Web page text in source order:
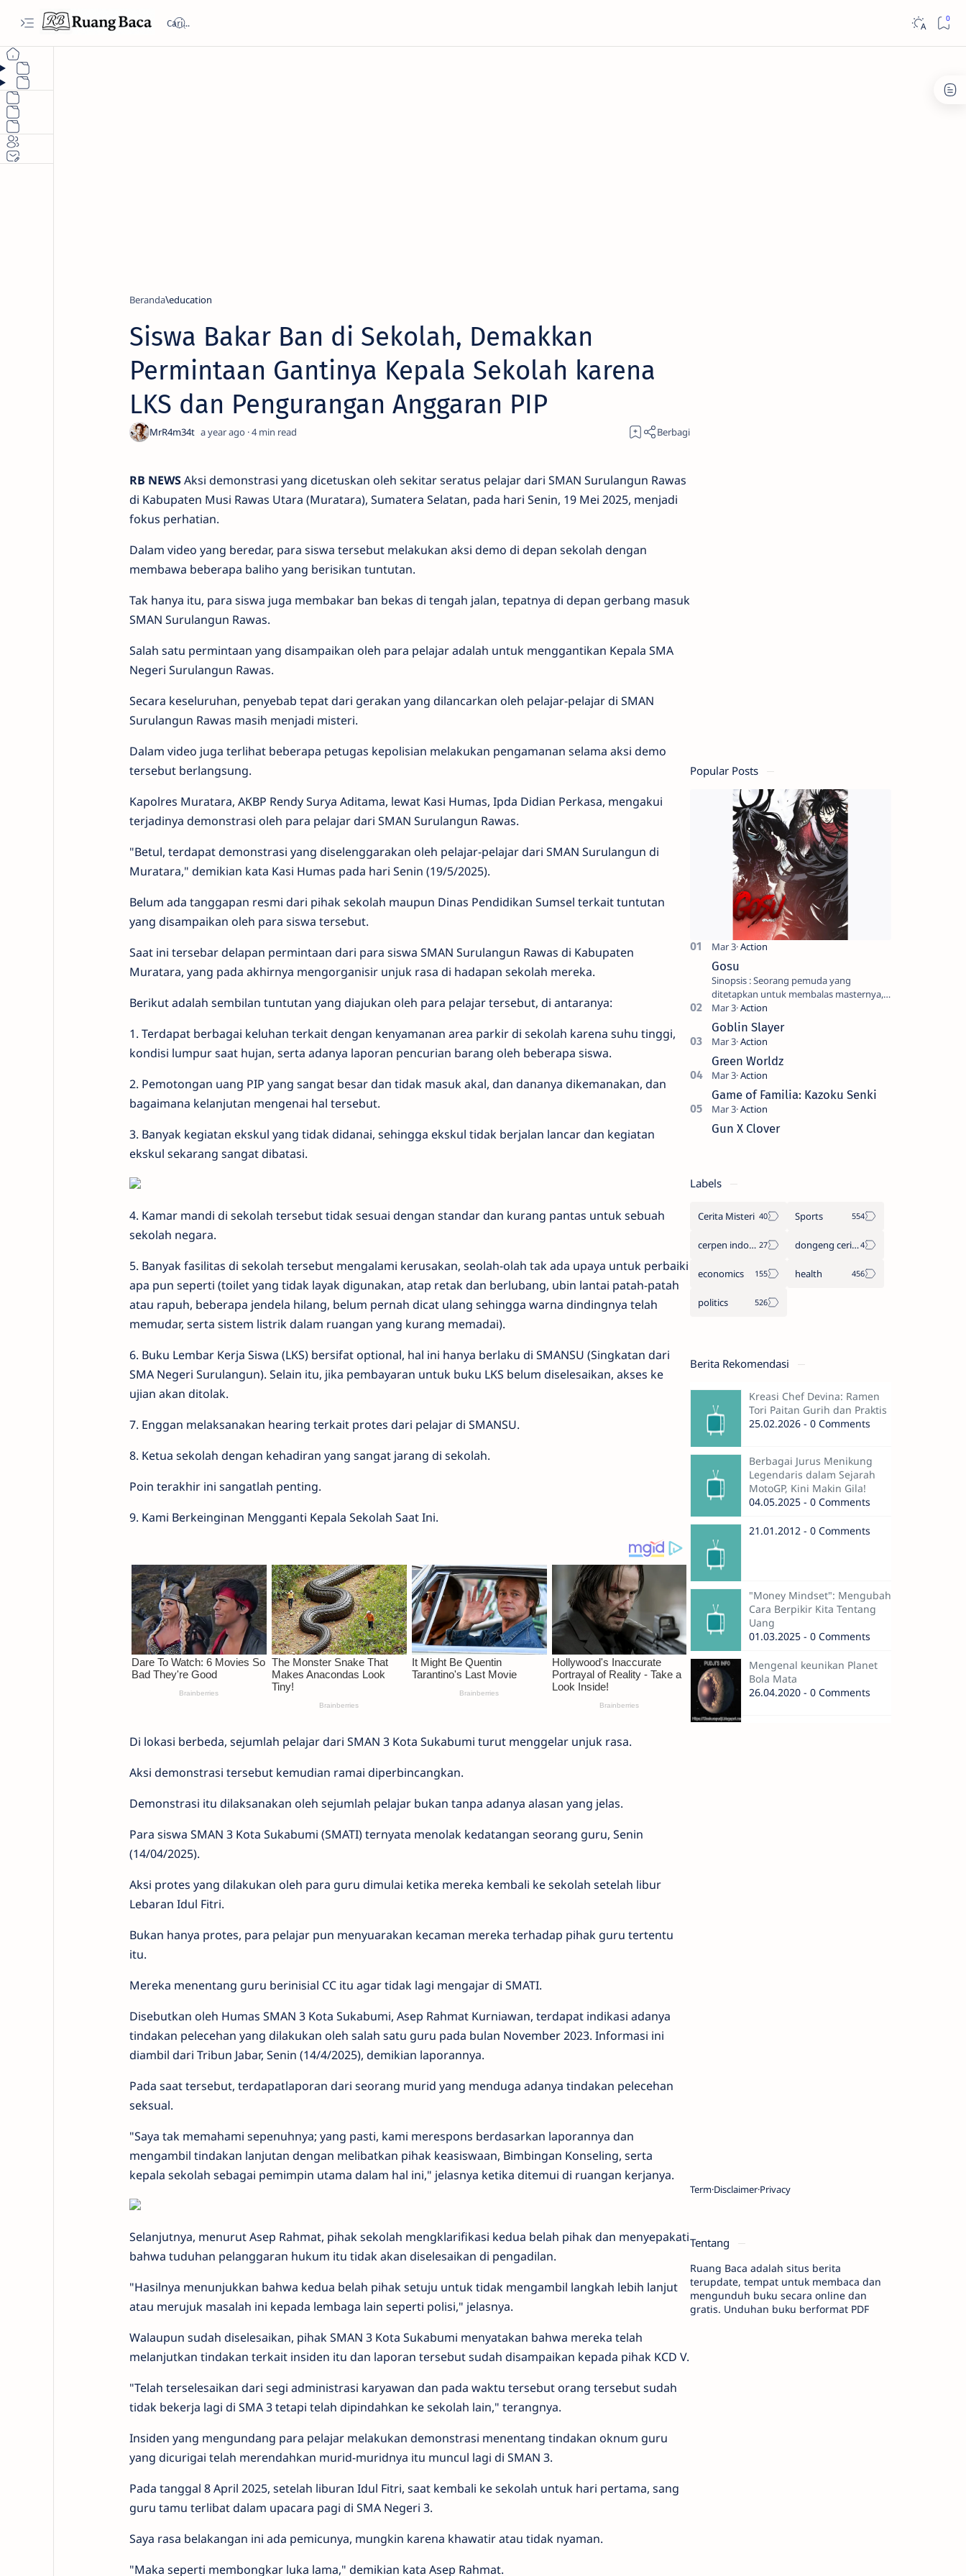
Beranda education
Siswa Bakar Ban di Sekolah, Demakkan
Permintaan Gantinya Kepala Sekolah karena
LKS dan Pengurangan Anggaran PIP
a year ago 4
RB NEWSAksi demonstrasi yang dicetuskan oleh sekitar seratus pelajar dari SMAN Surulangun Rawas
di Kabupaten Musi Rawas Utara (Muratara), Sumatera Selatan, pada hari Senin, 19 Mei 2025, menjadi
fokus perhatian.
Dalam video yang beredar, para siswa tersebut melakukan aksi demo di depan sekolah dengan
membawa beberapa baliho yang berisikan tuntutan.
Tak hanya itu, para siswa juga membakar ban bekas di tengah jalan, tepatnya di depan gerbang masuk
SMAN Surulangun Rawas.
Salah satu permintaan yang disampaikan oleh para pelajar adalah untuk menggantikan Kepala SMA
Negeri Surulangun Rawas.
Secara keseluruhan, penyebab tepat dari gerakan yang dilancarkan oleh pelajar-pelajar di SMAN
Surulangun Rawas masih menjadi misteri.
Dalam video juga terlihat beberapa petugas kepolisian melakukan pengamanan selama aksi demo
tersebut berlangsung.
Kapolres Muratara, AKBP Rendy Surya Aditama, lewat Kasi Humas, Ipda Didian Perkasa, mengakui
terjadinya demonstrasi oleh para pelajar dari SMAN Surulangun Rawas.
"Betul, terdapat demonstrasi yang diselenggarakan oleh pelajar-pelajar dari SMAN Surulangun di
Muratara," demikian kata Kasi Humas pada hari Senin (19/5/2025).
Belum ada tanggapan resmi dari pihak sekolah maupun Dinas Pendidikan Sumsel terkait tuntutan
yang disampaikan oleh para siswa tersebut.
Saat ini tersebar delapan permintaan dari para siswa SMAN Surulangun Rawas di Kabupaten
Muratara, yang pada akhirnya mengorganisir unjuk rasa di hadapan sekolah mereka.
Berikut adalah sembilan tuntutan yang diajukan oleh para pelajar tersebut, di antaranya:
1. Terdapat berbagai keluhan terkait dengan kenyamanan area parkir di sekolah karena suhu tinggi,
kondisi lumpur saat hujan, serta adanya laporan pencurian barang oleh beberapa siswa.
2. Pemotongan uang PIP yang sangat besar dan tidak masuk akal, dan dananya dikemanakan, dan
bagaimana kelanjutan mengenai hal tersebut.
3. Banyak kegiatan ekskul yang tidak didanai, sehingga ekskul tidak berjalan lancar dan kegiatan
ekskul sekarang sangat dibatasi.
4. Kamar mandi di sekolah tersebut tidak sesuai dengan standar dan kurang pantas untuk sebuah
sekolah negara.
5. Banyak fasilitas di sekolah tersebut mengalami kerusakan, seolah-olah tak ada upaya untuk perbaiki
apa pun seperti (toilet yang tidak layak digunakan, atap retak dan berlubang, ubin lantai patah-patah
atau rapuh, beberapa jendela hilang, belum pernah dicat ulang sehingga warna dindingnya telah
memudar, serta sistem listrik dalam ruangan yang kurang memadai).
6. Buku Lembar Kerja Siswa (LKS) bersifat optional, hal ini hanya berlaku di SMANSU (Singkatan dari
SMA Negeri Surulangun). Selain itu, jika pembayaran untuk buku LKS belum diselesaikan, akses ke
ujian akan ditolak.
7. Enggan melaksanakan hearing terkait protes dari pelajar di SMANSU.
8. Ketua sekolah dengan kehadiran yang sangat jarang di sekolah.
Poin terakhir ini sangatlah penting.
9. Kami Berkeinginan Mengganti Kepala Sekolah Saat Ini.
Di lokasi berbeda, sejumlah pelajar dari SMAN 3 Kota Sukabumi turut menggelar unjuk rasa.
Aksi demonstrasi tersebut kemudian ramai diperbincangkan.
Demonstrasi itu dilaksanakan oleh sejumlah pelajar bukan tanpa adanya alasan yang jelas.
Para siswa SMAN 3 Kota Sukabumi (SMATI) ternyata menolak kedatangan seorang guru, Senin
(14/04/2025).
Aksi protes yang dilakukan oleh para guru dimulai ketika mereka kembali ke sekolah setelah libur
Lebaran Idul Fitri.
Bukan hanya protes, para pelajar pun menyuarakan kecaman mereka terhadap pihak guru tertentu
itu.
Mereka menentang guru berinisial CC itu agar tidak lagi mengajar di SMATI.
Disebutkan oleh Humas SMAN 3 Kota Sukabumi, Asep Rahmat Kurniawan, terdapat indikasi adanya
tindakan pelecehan yang dilakukan oleh salah satu guru pada bulan November 2023. Informasi ini
diambil dari Tribun Jabar, Senin (14/4/2025), demikian laporannya.
Pada saat tersebut, terdapatlaporan dari seorang murid yang menduga adanya tindakan pelecehan
seksual.
"Saya tak memahami sepenuhnya; yang pasti, kami merespons berdasarkan laporannya dan
mengambil tindakan lanjutan dengan melibatkan pihak keasiswaan, Bimbingan Konseling, serta
kepala sekolah sebagai pemimpin utama dalam hal ini," jelasnya ketika ditemui di ruangan kerjanya.
Selanjutnya, menurut Asep Rahmat, pihak sekolah mengklarifikasi kedua belah pihak dan menyepakati
bahwa tuduhan pelanggaran hukum itu tidak akan diselesaikan di pengadilan.
"Hasilnya menunjukkan bahwa kedua belah pihak setuju untuk tidak mengambil langkah lebih lanjut
atau merujuk masalah ini kepada lembaga lain seperti polisi," jelasnya.
Walaupun sudah diselesaikan, pihak SMAN 3 Kota Sukabumi menyatakan bahwa mereka telah
melanjutkan tindakan terkait insiden itu dan laporan tersebut sudah disampaikan kepada pihak KCD V.
"Telah terselesaikan dari segi administrasi karyawan dan pada waktu tersebut orang tersebut sudah
tidak bekerja lagi di SMA 3 tetapi telah dipindahkan ke sekolah lain," terangnya.
Insiden yang mengundang para pelajar melakukan demonstrasi menentang tindakan oknum guru
yang dicurigai telah merendahkan murid-muridnya itu muncul lagi di SMAN 3.
Pada tanggal 8 April 2025, setelah liburan Idul Fitri, saat kembali ke sekolah untuk hari pertama, sang
guru tamu terlibat dalam upacara pagi di SMA Negeri 3.
Saya rasa belakangan ini ada pemicunya, mungkin karena khawatir atau tidak nyaman.
"Maka seperti membongkar luka lama," demikian kata Asep Rahmat.
Popular Posts
Gosu
Sinopsis : Seorang pemuda yang
ditetapkan untuk membalas masternya,
seorang seniman bela diri kuat sekali
yang dikhianati oleh anak buahn…
Goblin Slayer
Green Worldz
Game of Familia: Kazoku Senki
Gun X Clover
Labels
Cerita Misteri Sports
cerpen indonesia dongeng cerita legenda
economics health
politics
Berita Rekomendasi
Kreasi Chef Devina: Ramen
Tori Paitan Gurih dan Praktis
25.02.2026 - 0 Comments
Berbagai Jurus Menikung
Legendaris dalam Sejarah
MotoGP, Kini Makin Gila!
04.05.2025 - 0 Comments
21.01.2012 - 0 Comments
"Money Mindset": Mengubah
Cara Berpikir Kita Tentang
Uang
01.03.2025 - 0 Comments
Mengenal keunikan Planet
Bola Mata
26.04.2020 - 0 Comments
TermDisclaimerPrivacy
Tentang
Ruang Baca adalah situs berita
terupdate, tempat untuk membaca dan
mengunduh buku secara online dan
gratis. Unduhan buku berformat PDF